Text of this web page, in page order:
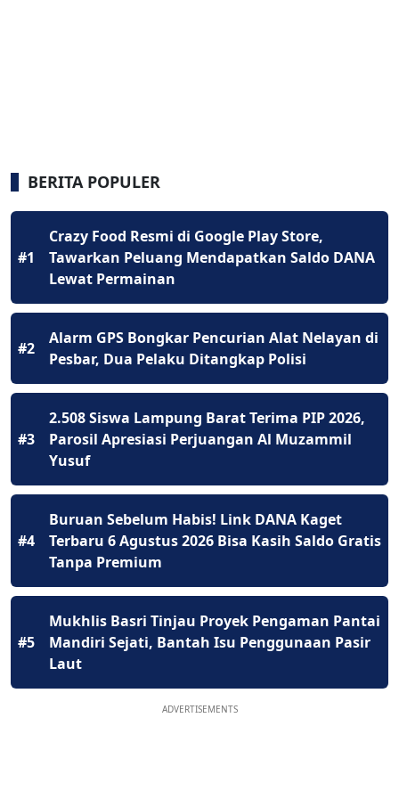
BERITA POPULER
#1
Crazy Food Resmi di Google Play Store,
Tawarkan Peluang Mendapatkan Saldo DANA
Lewat Permainan
#2
Alarm GPS Bongkar Pencurian Alat Nelayan di
Pesbar, Dua Pelaku Ditangkap Polisi
#3
2.508 Siswa Lampung Barat Terima PIP 2026,
Parosil Apresiasi Perjuangan Al Muzammil
Yusuf
#4
Buruan Sebelum Habis! Link DANA Kaget
Terbaru 6 Agustus 2026 Bisa Kasih Saldo Gratis
Tanpa Premium
#5
Mukhlis Basri Tinjau Proyek Pengaman Pantai
Mandiri Sejati, Bantah Isu Penggunaan Pasir
Laut
ADVERTISEMENTS